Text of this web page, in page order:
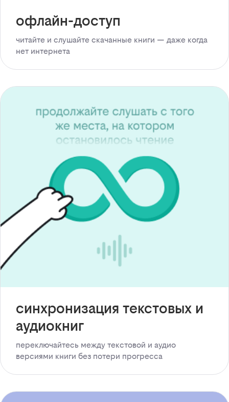
офлайн-доступ
читайте и слушайте скачанные книги — даже когда
нет интернета
синхронизация текстовых и
аудиокниг
переключайтесь между текстовой и аудио
версиями книги без потери прогресса